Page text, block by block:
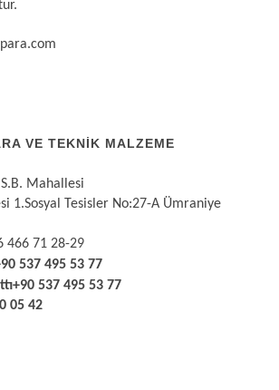
VE TEKNİK MALZEME
Mahallesi
1.Sosyal Tesisler No:27-A Ümraniye
466 71 28-29
537 495 53 77
+90 537 495 53 77
05 42